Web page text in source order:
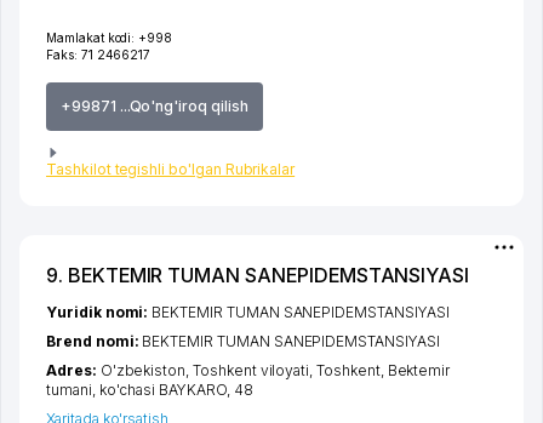
Mamlakat kodi: +998
Faks: 71 2466217
+99871 ...Qo'ng'iroq qilish
Tashkilot tegishli bo'lgan Rubrikalar
9. BEKTEMIR TUMAN SANEPIDEMSTANSIYASI
Yuridik nomi: BEKTEMIR TUMAN SANEPIDEMSTANSIYASI
Brend nomi: BEKTEMIR TUMAN SANEPIDEMSTANSIYASI
Adres: O'zbekiston,Toshkent viloyati ,Toshkent, Bektemir
tumani ko'chasi BAYKARO, 48
Xaritada ko'rsatish